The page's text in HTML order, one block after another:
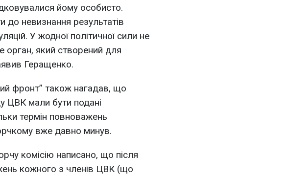
йому особисто.
до невизнання результатів
У жодної політичної сили не
орган, який створений для
Геращенко.
фронт” також нагадав, що
ЦВК мали бути подані
термін повноважень
вже давно минув.
комісію написано, що після
кожного з членів ЦВК (що